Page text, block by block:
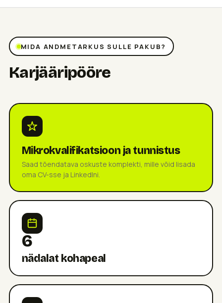
MIDA ANDMETARKUS SULLE PAKUB?
Karjääripööre
Mikrokvalifikatsioon ja tunnistus
Saad tõendatava oskuste komplekti, mille võid lisada
oma CV-sse ja LinkedIni.
6
nädalat kohapeal